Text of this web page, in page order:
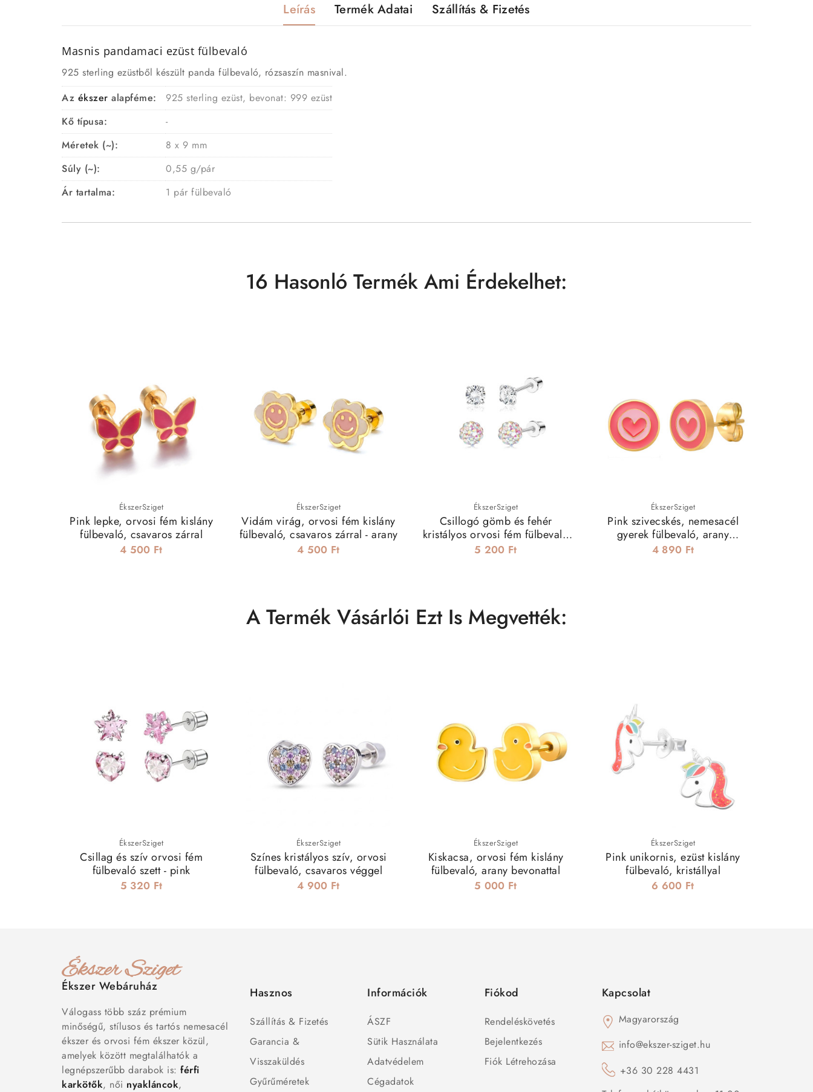
Leírás Termék Adatai Szállítás & Fizetés
Masnis pandamaci ezüst fülbevaló
925 sterling ezüstből készült panda fülbevaló, rózsaszín masnival.
Az ékszer alapféme:
925 sterling ezüst, bevonat: 999 ezüst
Kő típusa:
-
Méretek (~):
8 x 9 mm
Súly (~):
0,55 g/pár
Ár tartalma:
1 pár fülbevaló
16 Hasonló Termék Ami Érdekelhet:
ÉkszerSziget
Pink lepke, orvosi fém kislány
fülbevaló, csavaros zárral
4 500 Ft
ÉkszerSziget
Vidám virág, orvosi fém kislány
fülbevaló, csavaros zárral - arany
4 500 Ft
ÉkszerSziget
Csillogó gömb és fehér
kristályos orvosi fém fülbevaló
szett
5 200 Ft
ÉkszerSziget
Pink szivecskés, nemesacél
gyerek fülbevaló, arany
bevonattal
4 890 Ft
A Termék Vásárlói Ezt Is Megvették:
ÉkszerSziget
Csillag és szív orvosi fém
fülbevaló szett - pink
5 320 Ft
ÉkszerSziget
Színes kristályos szív, orvosi
fülbevaló, csavaros véggel
4 900 Ft
ÉkszerSziget
Kiskacsa, orvosi fém kislány
fülbevaló, arany bevonattal
5 000 Ft
ÉkszerSziget
Pink unikornis, ezüst kislány
fülbevaló, kristállyal
6 600 Ft
Ékszer Webáruház
Válogass több száz prémium
minőségű, stílusos és tartós nemesacél
ékszer és orvosi fém ékszer közül,
amelyek között megtalálhatók a
legnépszerűbb darabok is: férfi
karkötők, női nyakláncok,
Hasznos
Szállítás & Fizetés
Garancia &
Visszaküldés
Gyűrűméretek
Információk
ÁSZF
Sütik Használata
Adatvédelem
Cégadatok
Fiókod
Rendeléskövetés
Bejelentkezés
Fiók Létrehozása
Kapcsolat
Magyarország
info@ekszer-sziget.hu
+36 30 228 4431